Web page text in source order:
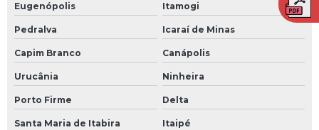
Eugenópolis Itamogi
Pedralva Icaraí de Minas
Capim Branco Canápolis
Urucânia Ninheira
Porto Firme Delta
Santa Maria de Itabira Itaipé